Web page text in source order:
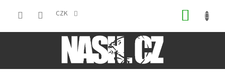
CZK